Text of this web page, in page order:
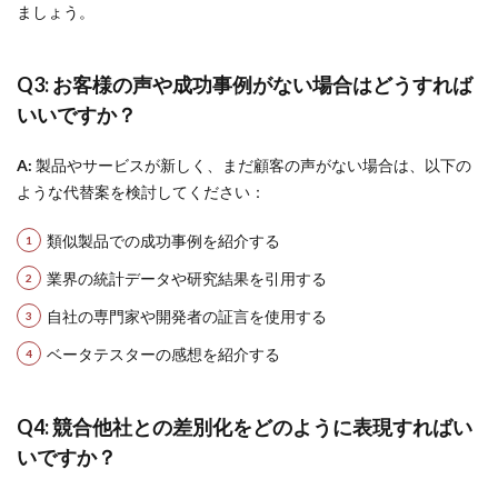
ましょう。
Q3: お客様の声や成功事例がない場合はどうすれば
いいですか？
A: 製品やサービスが新しく、まだ顧客の声がない場合は、以下の
ような代替案を検討してください：
類似製品での成功事例を紹介する
業界の統計データや研究結果を引用する
自社の専門家や開発者の証言を使用する
ベータテスターの感想を紹介する
Q4: 競合他社との差別化をどのように表現すればい
いですか？